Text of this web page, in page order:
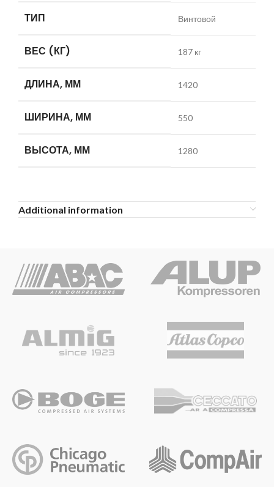
ТИП Винтовой
ВЕС (КГ) 187 кг
ДЛИНА, ММ 1420
ШИРИНА, ММ 550
ВЫСОТА, ММ 1280
Additional information